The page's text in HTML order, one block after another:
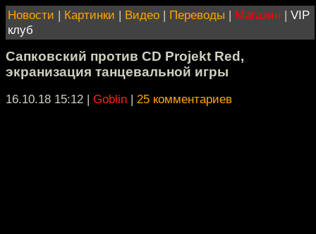
Новости | Картинки | Видео | Переводы | Магазин | VIP
клуб
Сапковский против CD Projekt Red,
экранизация танцевальной игры
16.10.18 15:12 | Goblin | 25 комментариев